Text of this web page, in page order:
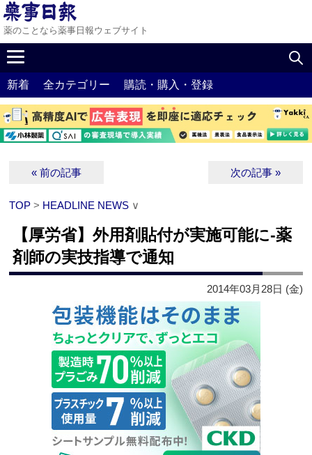
薬のことなら薬事日報ウェブサイト
新着 全カテゴリー 購読・購入・登録
« 前の記事 次の記事 »
TOP > HEADLINE NEWS ∨
【厚労省】外用剤貼付が実施可能に‐薬
剤師の実技指導で通知
2014年03月28日 (金)